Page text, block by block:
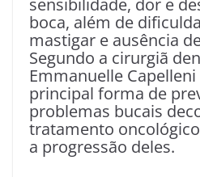
sensibilidade, dor e
boca, além de
mastigar e ausência
Segundo a cirurgiã
Emmanuelle
principal forma de
problemas bucais
tratamento
a progressão deles.